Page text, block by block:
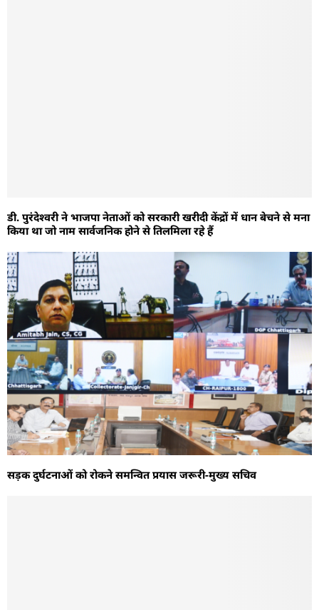
डी. पुरंदेश्वरी ने भाजपा नेताओं को सरकारी खरीदी केंद्रों में धान बेचने से मना
किया था जो नाम सार्वजनिक होने से तिलमिला रहे हैं
सड़क दुर्घटनाओं को रोकने समन्वित प्रयास जरूरी-मुख्य सचिव